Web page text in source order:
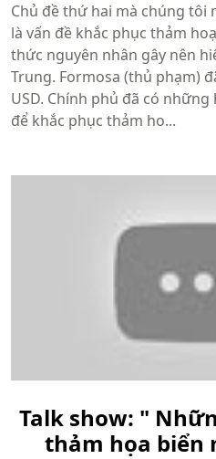
Chủ đề thứ hai mà chúng tôi
là vấn đề khắc phục thảm
thức nguyên nhân gây nên
Trung. Formosa (thủ phạm)
USD. Chính phủ đã có
để khắc phục thảm ho...
Talk show: "
thảm họa biển